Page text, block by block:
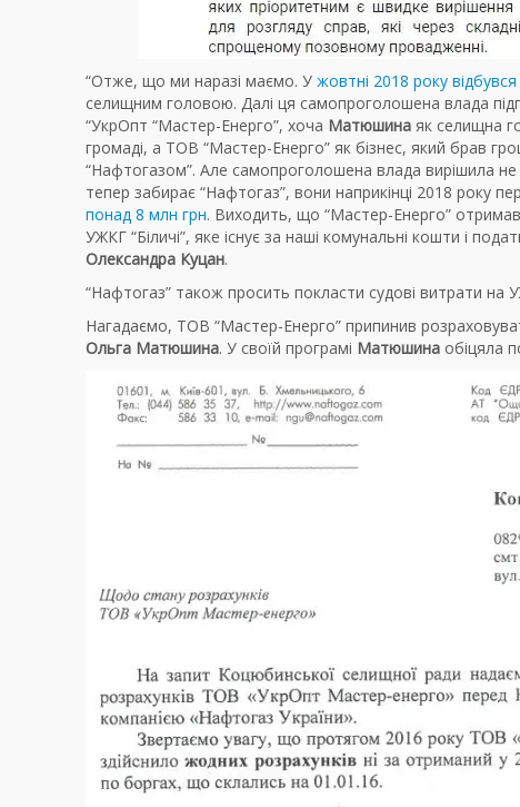
“Отже, що ми наразі маємо. У жовтні 2018 року
селищним головою. Далі ця самопроголошена влада
“УкрОпт “Мастер-Енерго”, хоча Матюшина як селищна
громаді, а ТОВ “Мастер-Енерго” як бізнес, який брав
“Нафтогазом”. Але самопроголошена влада вирішила
тепер забирає “Нафтогаз”, вони наприкінці 2018 року
понад 8 млн грн. Виходить, що “Мастер-Енерго”
УЖКГ “Біличі”, яке існує за наші комунальні кошти і
Олександра Куцан.
“Нафтогаз” також просить покласти судові витрати на
Нагадаємо, ТОВ “Мастер-Енерго” припинив
Ольга Матюшина. У своїй програмі Матюшина обіцяла